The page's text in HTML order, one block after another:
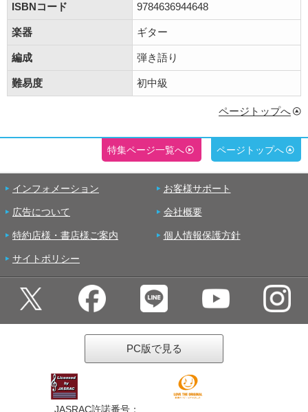
ISBNコード 9784636944648
楽器 ギター
編成 弾き語り
難易度 初中級
ページトップへ
特集ページ一覧へ ページトップへ
インフォメーション お客様サポート
広告について 会社概要
特約店様・書店様ご案内 個人情報保護方針
サイトポリシー
PC版で見る
JASRAC許諾番号：